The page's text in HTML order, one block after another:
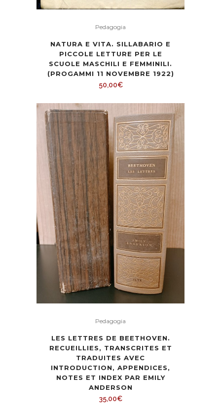
Pedagogia
NATURA E VITA. SILLABARIO E
PICCOLE LETTURE PER LE
SCUOLE MASCHILI E FEMMINILI.
(PROGAMMI 11 NOVEMBRE 1922)
50,00€
Pedagogia
LES LETTRES DE BEETHOVEN.
RECUEILLIES, TRANSCRITES ET
TRADUITES AVEC
INTRODUCTION, APPENDICES,
NOTES ET INDEX PAR EMILY
ANDERSON
35,00€